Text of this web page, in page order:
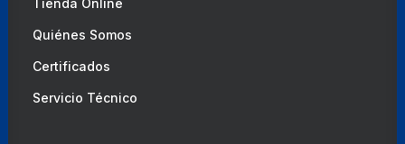
Tienda Online
Quiénes Somos
Certificados
Servicio Técnico